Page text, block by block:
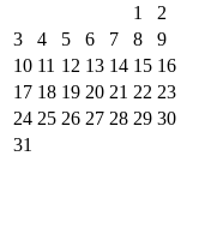
1
2
3
4 5 6 7 8
9
10 11 12 13 14 15 16
17 18 19 20 21 22 23
24 25 26 27 28 29 30
31